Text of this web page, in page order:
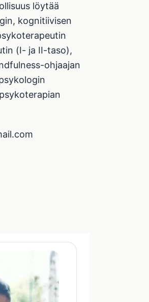
löytää
kognitiivisen
(I- ja II-taso),
ohjaajan